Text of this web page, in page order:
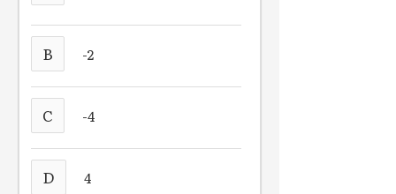
B -2
C -4
D 4